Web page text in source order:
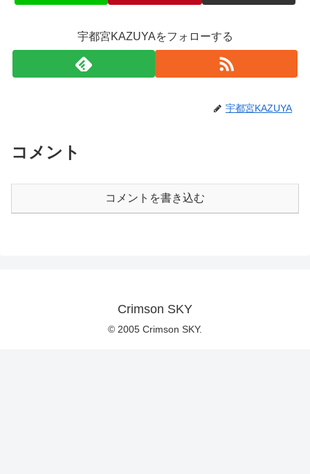
宇都宮KAZUYAをフォローする
宇都宮KAZUYA
コメント
コメントを書き込む
Crimson SKY
© 2005 Crimson SKY.